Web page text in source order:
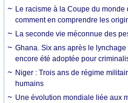
Le racisme à la Coupe du
comment en comprendre les
La seconde vie méconnue des
Ghana. Six ans après le lynchage
encore été adoptée pour
Niger : Trois ans de régime
humains
Une évolution mondiale liée aux